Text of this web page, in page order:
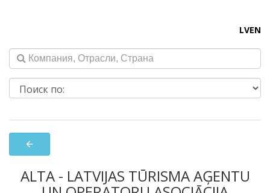
LVEN
arrow_back
ALTA - LATVIJAS TŪRISMA AĢENTU